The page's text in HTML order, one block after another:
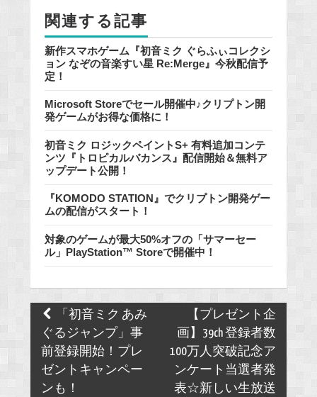
関連する記事
新作スマホゲーム『初音ミク ぐらふぃコレクシ
ョン なぞの音楽すい星 Re:Merge』今秋配信予
定！
Microsoft Storeでセール開催中♪クリプトン開
発ゲームがお得な価格に！
初音ミク ロジックペイントS+ 有料追加コンテ
ンツ『トロピカルバカンス』配信開始＆無料ア
ップデート公開！
『KOMODO STATION』でクリプトン開発ゲー
ムの配信がスタート！
対象のゲームが最大50%オフの「サマーセー
ル」PlayStation™ Storeで開催中！
Post
navigation
「初音ミク あみ
ぐるジャンプ」事
前登録開始！プレ
ゼントキャンペー
ンも！
【プレゼント企
画】39ch 登録者数
100万人突破記念ア
ンケート当選者発
表☆新しい生放送